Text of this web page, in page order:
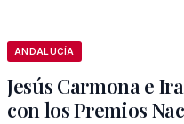
ANDALUCÍA
Jesús Carmona e
con los Premios